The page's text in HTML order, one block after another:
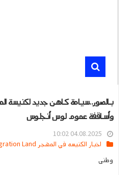
بالصور..سيامة كاهن جديد لكنيسة
وأساقفة عموم لوس أنجلوس
04.08.2025 10:02
اخبار الكنيسه في المهجر Church News in Immigration Land
وطنى